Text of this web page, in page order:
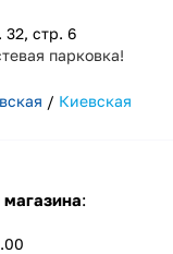
32, стр. 6
парковка!
/ Киевская
: